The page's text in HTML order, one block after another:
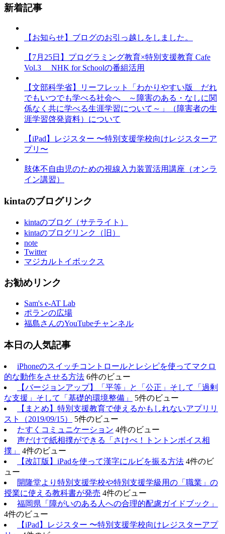
新着記事
【お知らせ】ブログのお引っ越しをしました。
【7月25日】プログラミング教育×特別支援教育 Cafe
Vol.3 NHK for Schoolの番組活用
【文部科学省】リーフレット「わかりやすい版 だれ
でもいつでも学べる社会へ ～障害のある・なしに関
係なく共に学べる生涯学習について～」（障害者の生
涯学習啓発資料）について
【iPad】レジスター 〜特別支援学校向けレジスターア
プリ〜
肢体不自由児のための視線入力装置活用講座（オンラ
イン講習）
kintaのブログリンク
kintaのブログ（サテライト）
kintaのブログリンク（旧）
note
Twitter
マジカルトイボックス
お勧めリンク
Sam's e-AT Lab
ポランの広場
福島さんのYouTubeチャンネル
本日の人気記事
iPhoneのスイッチコントロールとレシピを使ってマクロ
的な動作をさせる方法 6件のビュー
【バージョンアップ】「平等」と「公正」そして「過剰
な支援」そして「基礎的環境整備」
5件のビュー
【まとめ】特別支援教育で使えるかもしれないアプリリ
スト（2019/09/15）
5件のビュー
たすくコミュニケーション 4件のビュー
声だけで紙相撲ができる「さけべ！トントンボイス相
撲」
4件のビュー
【改訂版】iPadを使って漢字にルビを振る方法 4件のビ
ュー
開隆堂より特別支援学校や特別支援学級用の「職業」の
授業に使える教科書が発売 4件のビュー
福岡県「障がいのある人への合理的配慮ガイドブック」
4件のビュー
【iPad】レジスター 〜特別支援学校向けレジスターアプ